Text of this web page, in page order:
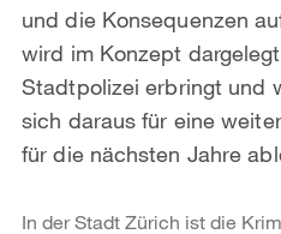
und die Konsequenzen
wird im Konzept
Stadtpolizei erbringt und
sich daraus für eine
für die nächsten Jahre
In der Stadt Zürich ist die